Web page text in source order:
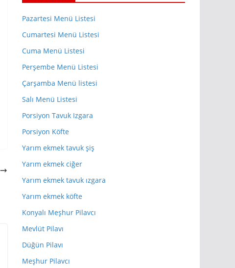
Pazartesi Menü Listesi
Cumartesi Menü Listesi
Cuma Menü Listesi
Perşembe Menü Listesi
Çarşamba Menü listesi
Salı Menü Listesi
Porsiyon Tavuk Izgara
Porsiyon Köfte
Yarım ekmek tavuk şiş
Yarım ekmek ciğer
Yarım ekmek tavuk ızgara
Yarım ekmek köfte
Konyalı Meşhur Pilavcı
Mevlüt Pilavı
Düğün Pilavı
Meşhur Pilavcı